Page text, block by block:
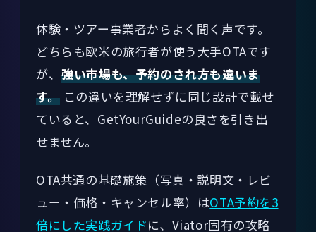
体験・ツアー事業者からよく聞く声です。
どちらも欧米の旅行者が使う大手OTAです
が、強い市場も、予約のされ方も違いま
す。 この違いを理解せずに同じ設計で載せ
ていると、GetYourGuideの良さを引き出
せません。
OTA共通の基礎施策（写真・説明文・レビ
ュー・価格・キャンセル率）はOTA予約を3
倍にした実践ガイドに、Viator固有の攻略